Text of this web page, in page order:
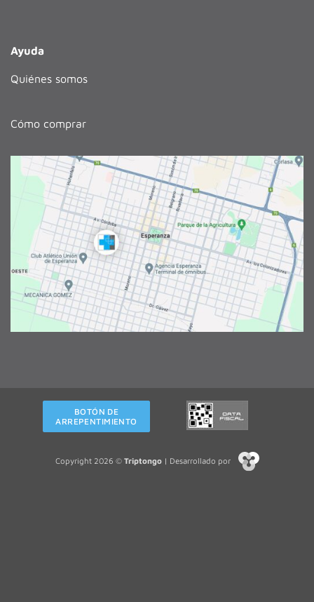
Ayuda
Quiénes somos
Cómo comprar
BOTÓN DE
ARREPENTIMIENTO
Copyright 2026 © Triptongo| Desarrollado por